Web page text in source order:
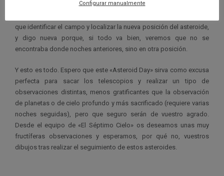
campo de estrellas que rodea nuestros objetos. Con hacerlo la
que identificar el campo y localizar la nueva posición del asteroide,
y digo nueva porque, si todo va bien, veremos que no se
encontraba donde noches anteriores, sino en otra posición.
Y esto es todo. Espero que este «Asteroid Day» sirva como excusa
perfecta para sacar los telescopios y realizar un tipo de
observaciones distintas, menos gratificantes que la observación
de planetas o de cielo profundo y más sacrificado (requiere varias
noches seguidas), pero que seguro serán de vuestro agrado.
Desde el equipo de «El Séptimo Cielo» os deseamos unas muy
fructíferas observaciones y esperamos, por qué no, vuestros
dibujos tras realizar el seguimiento de estos asteroides.
Configurar manualmente